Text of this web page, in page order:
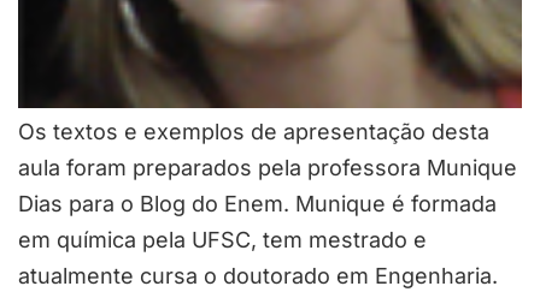
Os textos e exemplos de apresentação desta
aula foram preparados pela professora Munique
Dias para o Blog do Enem. Munique é formada
em química pela UFSC, tem mestrado e
atualmente cursa o doutorado em Engenharia.